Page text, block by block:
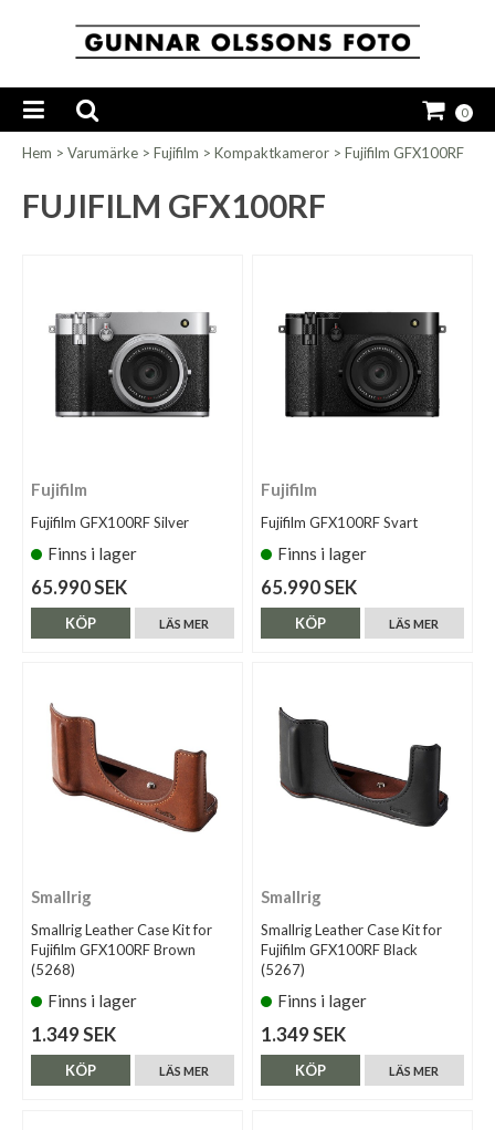
0
Hem > Varumärke > Fujifilm > Kompaktkameror > Fujifilm GFX100RF
FUJIFILM GFX100RF
Fujifilm
Fujifilm GFX100RF Silver
Finns i lager
65.990 SEK
LÄS MER
KÖP
Fujifilm
Fujifilm GFX100RF Svart
Finns i lager
65.990 SEK
LÄS MER
KÖP
Smallrig
Smallrig Leather Case Kit for
Fujifilm GFX100RF Brown
(5268)
Finns i lager
1.349 SEK
LÄS MER
KÖP
Smallrig
Smallrig Leather Case Kit for
Fujifilm GFX100RF Black
(5267)
Finns i lager
1.349 SEK
LÄS MER
KÖP